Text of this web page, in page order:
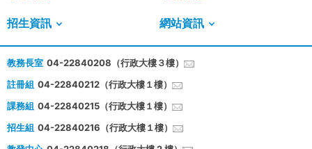
招生資訊 網站資訊
教務長室 04-22840208（行政大樓３樓）
註冊組 04-22840212（行政大樓１樓）
課務組 04-22840215（行政大樓１樓）
招生組 04-22840216（行政大樓１樓）